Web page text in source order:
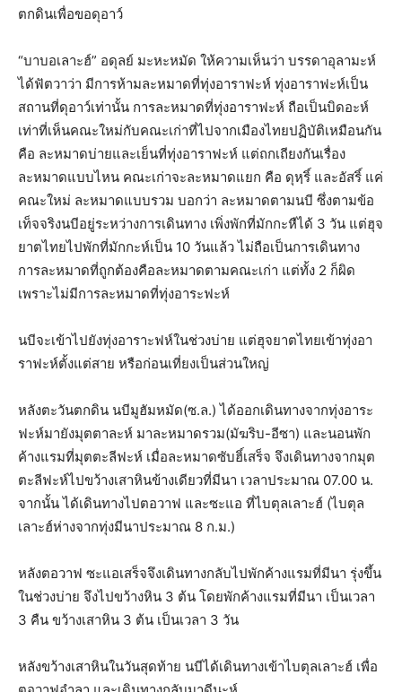
ตกดินเพื่อขอดุอาว์
“บาบอเลาะฮ์” อดุลย์ มะหะหมัด ให้ความเห็นว่า บรรดาอุลามะห์
ได้ฟัตวาว่า มีการห้ามละหมาดที่ทุ่งอาราฟะห์ ทุ่งอาราฟะห์เป็น
สถานที่ดุอาว์เท่านั้น การละหมาดที่ทุ่งอาราฟะห์ ถือเป็นบิดอะห์
เท่าที่เห็นคณะใหม่กับคณะเก่าที่ไปจากเมืองไทยปฏิบัติเหมือนกัน
คือ ละหมาดบ่ายและเย็นที่ทุ่งอาราฟะห์ แต่ถกเถียงกันเรื่อง
ละหมาดแบบไหน คณะเก่าจะละหมาดแยก คือ ดุหฺริ์ และอัสริ์ แค่
คณะใหม่ ละหมาดแบบรวม บอกว่า ละหมาดตามนบี ซึ่งตามข้อ
เท็จจริงนบีอยู่ระหว่างการเดินทาง เพิ่งพักที่มักกะหืได้ 3 วัน แต่ฮุจ
ยาตไทยไปพักที่มักกะห์เป็น 10 วันแล้ว ไม่ถือเป็นการเดินทาง
การละหมาดที่ถูกต้องคือละหมาดตามคณะเก่า แต่ทั้ง 2 ก็ผิด
เพราะไม่มีการละหมาดที่ทุ่งอาระฟะห์
นบีจะเข้าไปยังทุ่งอาราะฟห์ในช่วงบ่าย แต่ฮุจยาตไทยเข้าทุ่งอา
ราฟะห์ตั้งแต่สาย หรือก่อนเที่ยงเป็นส่วนใหญ่
หลังตะวันตกดิน นบีมูฮัมหมัด(ซ.ล.) ได้ออกเดินทางจากทุ่งอาระ
ฟะห์มายังมุตตาละห์ มาละหมาดรวม(มัฆริบ-อีซา) และนอนพัก
ค้างแรมที่มุตตะลีฟะห์ เมื่อละหมาดซับฮิ์เสร็จ จึงเดินทางจากมุต
ตะลีฟะห์ไปขว้างเสาหินข้างเดียวที่มีนา เวลาประมาณ 07.00 น.
จากนั้น ได้เดินทางไปตอวาฟ และซะแอ ที่ไบตุลเลาะฮ์ (ไบตุล
เลาะฮ์ห่างจากทุ่งมีนาประมาณ 8 ก.ม.)
หลังตอวาฟ ซะแอเสร็จจึงเดินทางกลับไปพักค้างแรมที่มีนา รุ่งขึ้น
ในช่วงบ่าย จึงไปขว้างหิน 3 ต้น โดยพักค้างแรมที่มีนา เป็นเวลา
3 คืน ขว้างเสาหิน 3 ต้น เป็นเวลา 3 วัน
หลังขว้างเสาหินในวันสุดท้าย นบีได้เดินทางเข้าไบตุลเลาะฮ์ เพื่อ